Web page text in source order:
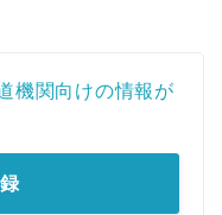
機関向けの情報が